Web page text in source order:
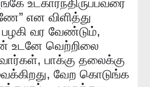
உட்கார்ந்திருப்பவரை
” என விளித்து
பழகி வர வேண்டும்,
உடனே வெற்றிலை
, பாக்கு தலைக்கு
, வேற கொடுங்க